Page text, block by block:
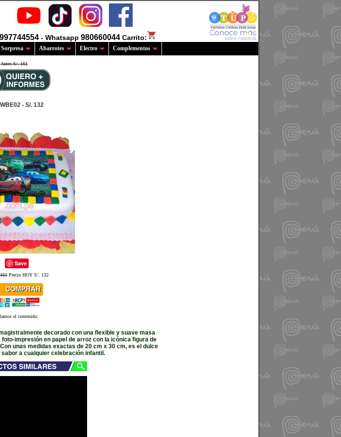
997744554 - Whatsapp 980660044 Carrito:
Abarrotes Electro Complementos
Antes S/. 161
WBE02 - S/. 132
Save
Precio HOY S/. 132
el contenido:
decorado con una flexible y suave masa
impresión en papel de arroz con la icónica figura de
unas medidas exactas de 20 cm x 30 cm, es el dulce
a cualquier celebración infantil.